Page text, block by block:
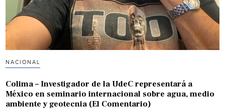
NACIONAL
Colima – Investigador de la UdeC representará a
México en seminario internacional sobre agua, medio
ambiente y geotecnia (El Comentario)